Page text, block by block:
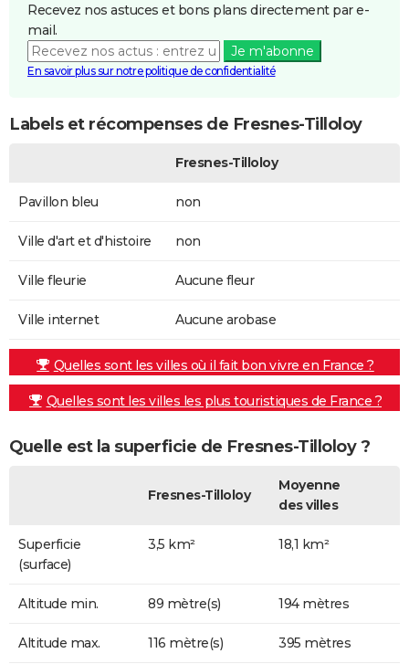
Recevez nos astuces et bons plans directement par e-
mail.
Je m'abonne
En savoir plus sur notre politique de confidentialité
Labels et récompenses de Fresnes-Tilloloy
Fresnes-Tilloloy
Pavillon bleu non
Ville d'art et d'histoire non
Ville fleurie Aucune fleur
Ville internet Aucune arobase
Quelles sont les villes où il fait bon vivre en France ?
Quelles sont les villes les plus touristiques de France ?
Quelle est la superficie de Fresnes-Tilloloy ?
Fresnes-Tilloloy
Moyenne
des villes
Superficie
(surface)
3,5 km² 18,1 km²
Altitude min. 89 mètre(s) 194 mètres
Altitude max. 116 mètre(s) 395 mètres